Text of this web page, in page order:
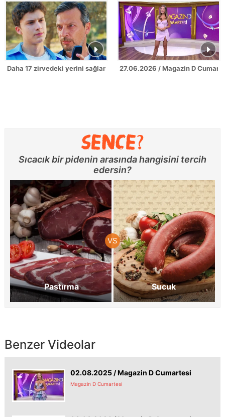
Daha 17 zirvedeki yerini sağlamlaştırdı!27.06.2026 / Magazin D
Sıcacık bir pidenin arasında hangisini tercih
edersin?
Pastırma Sucuk
Benzer Videolar
02.08.2025 / Magazin D Cumartesi
Magazin D Cumartesi